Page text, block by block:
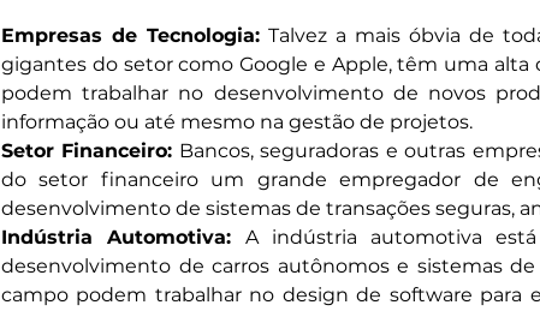
Empresas de Tecnologia: Talvez a mais óbvia de
gigantes do setor como Google e Apple, têm uma
podem trabalhar no desenvolvimento de novos
informação ou até mesmo na gestão de projetos.
Setor Financeiro: Bancos, seguradoras e outras
do setor financeiro um grande empregador de
desenvolvimento de sistemas de transações seguras,
Indústria Automotiva: A indústria automotiva
desenvolvimento de carros autônomos e sistemas
campo podem trabalhar no design de software para